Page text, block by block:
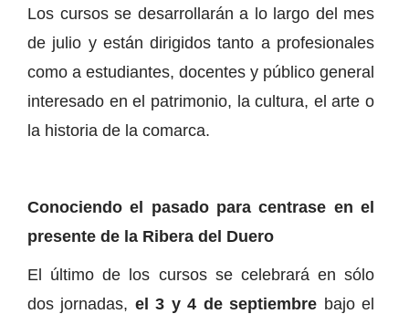
Los cursos se desarrollarán a lo largo del mes
de julio y están dirigidos tanto a profesionales
como a estudiantes, docentes y público general
interesado en el patrimonio, la cultura, el arte o
la historia de la comarca.
Conociendo el pasado para centrase en el
presente de la Ribera del Duero
El último de los cursos se celebrará en sólo
dos jornadas, el 3 y 4 de septiembre bajo el